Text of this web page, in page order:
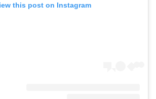
this post on Instagram